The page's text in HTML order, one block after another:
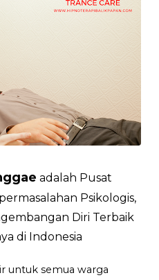
adalah Pusat
Psikologis,
Diri Terbaik
di Indonesia
untuk semua warga